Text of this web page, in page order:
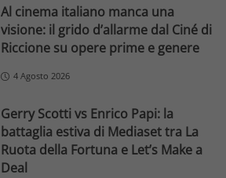
Al cinema italiano manca una
visione: il grido d’allarme dal Ciné di
Riccione su opere prime e genere
4 Agosto 2026
Gerry Scotti vs Enrico Papi: la
battaglia estiva di Mediaset tra La
Ruota della Fortuna e Let’s Make a
Deal